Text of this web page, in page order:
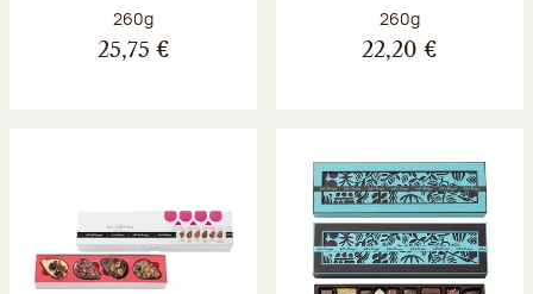
Poids net :
260g
25,75 €
Poids net :
260g
22,20 €